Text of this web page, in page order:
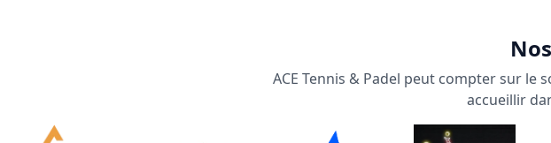
ACE Tennis & Padel peut compter sur
accueillir